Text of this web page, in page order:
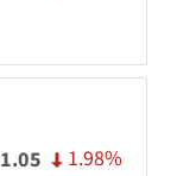
1.05 1.98%